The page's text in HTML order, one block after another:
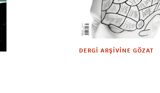
DERGI ARŞIVINE GÖZAT